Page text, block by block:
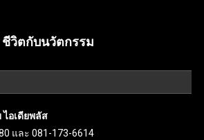
วิตกับนวัตกรรม
อเดียพลัส
และ 081-173-6614